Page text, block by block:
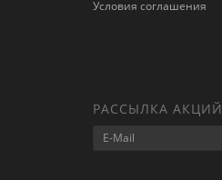
Условия соглашения
РАССЫЛКА АКЦИЙ